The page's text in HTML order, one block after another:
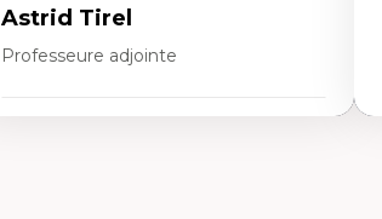
Astrid Tirel
Professeure adjointe